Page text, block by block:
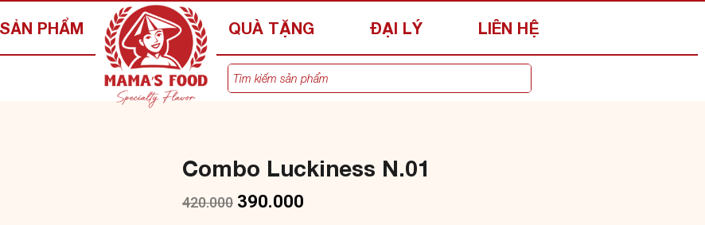
SẢN PHẨM QUÀ TẶNG ĐẠI LÝ LIÊN HỆ
Combo Luckiness N.01
420.000 390.000